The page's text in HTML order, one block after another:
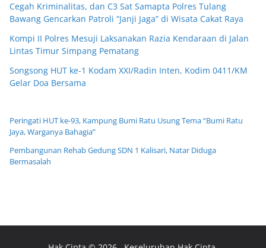
Cegah Kriminalitas, dan C3 Sat Samapta Polres Tulang
Bawang Gencarkan Patroli “Janji Jaga” di Wisata Cakat Raya
Kompi II Polres Mesuji Laksanakan Razia Kendaraan di Jalan
Lintas Timur Simpang Pematang
Songsong HUT ke-1 Kodam XXI/Radin Inten, Kodim 0411/KM
Gelar Doa Bersama
Peringati HUT ke-93, Kampung Bumi Ratu Usung Tema “Bumi Ratu
Jaya, Warganya Bahagia”
Pembangunan Rehab Gedung SDN 1 Kalisari, Natar Diduga
Bermasalah